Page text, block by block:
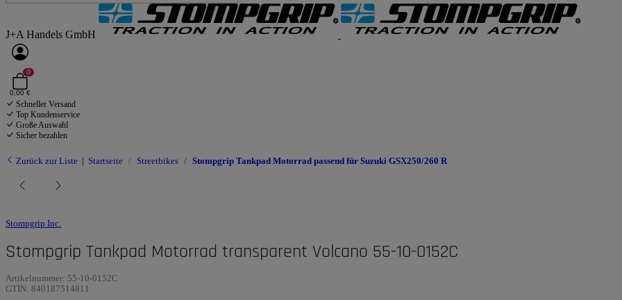
J+A Handels GmbH
0
0,00 €
Schneller Versand
Top Kundenservice
Große Auswahl
Sicher bezahlen
Zurück zur Liste Startseite Streetbikes Stompgrip Tankpad Motorrad passend für Suzuki GSX250/260 R
Stompgrip Inc.
Stompgrip Tankpad Motorrad transparent Volcano 55-10-0152C
Artikelnummer: 55-10-0152C
GTIN: 840187514811